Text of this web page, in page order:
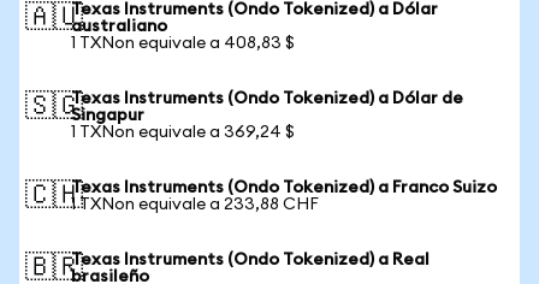
🇦🇺Texas Instruments (Ondo Tokenized) a Dólar
australiano
1 TXNon equivale a 408,83 $
🇸🇬Texas Instruments (Ondo Tokenized) a Dólar de
Singapur
1 TXNon equivale a 369,24 $
🇨🇭Texas Instruments (Ondo Tokenized) a Franco Suizo
1 TXNon equivale a 233,88 CHF
🇧🇷Texas Instruments (Ondo Tokenized) a Real
brasileño